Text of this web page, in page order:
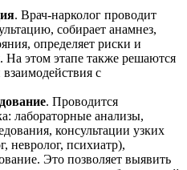
. Врач-нарколог проводит
собирает анамнез,
определяет риски и
На этом этапе также решаются
с
. Проводится
лабораторные анализы,
консультации узких
невролог, психиатр),
Это позволяет выявить